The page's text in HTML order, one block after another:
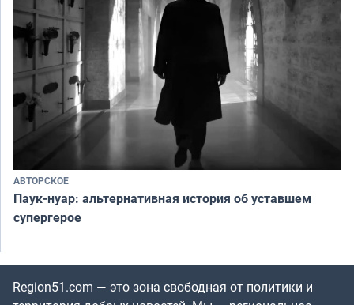
АВТОРСКОЕ
Паук-нуар: альтернативная история об уставшем
супергерое
Region51.com — это зона свободная от политики и